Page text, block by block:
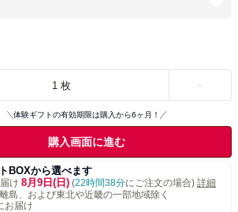
1 枚 +
体験ギフトの有効期限は購入から6ヶ月！
購入画面に進む
BOXから選べます
け 8月9日(日) (22時間38分にご注文の場合) 詳細
島、および東北や近畿の一部地域除く
お届け